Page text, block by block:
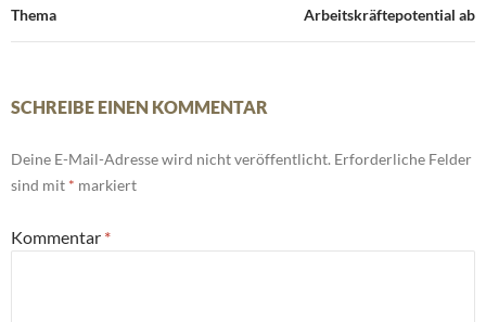
Thema
Arbeitskräftepotential ab
SCHREIBE EINEN KOMMENTAR
Deine E-Mail-Adresse wird nicht veröffentlicht. Erforderliche Felder
sind mit * markiert
Kommentar *